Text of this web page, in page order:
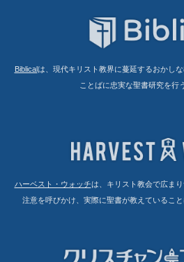
Biblicalは、現代キリスト教界に蔓延するおかし
ことばに忠実な聖書研究を行
ハーベスト・ウォッチは、キリスト教会で広ま
注意を呼びかけ、実際に聖書が教えているこ